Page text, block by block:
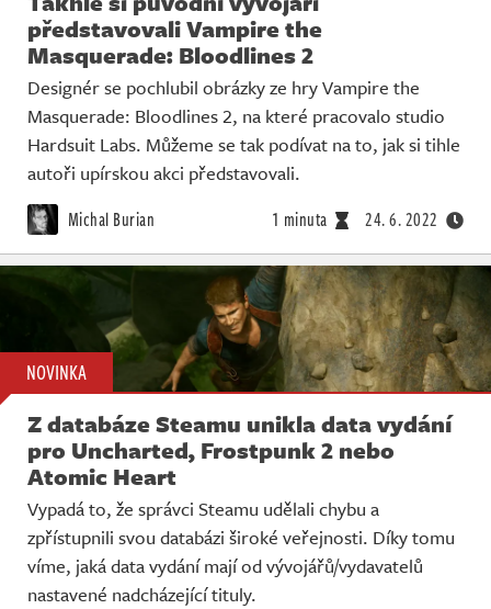
představovali Vampire the
Masquerade: Bloodlines 2
Designér se pochlubil obrázky ze hry Vampire the
Masquerade: Bloodlines 2, na které pracovalo studio
Hardsuit Labs. Můžeme se tak podívat na to, jak si tihle
autoři upírskou akci představovali.
Michal Burian 1 minuta 24. 6. 2022
NOVINKA
Z databáze Steamu unikla data vydání
pro Uncharted, Frostpunk 2 nebo
Atomic Heart
Vypadá to, že správci Steamu udělali chybu a
zpřístupnili svou databázi široké veřejnosti. Díky tomu
víme, jaká data vydání mají od vývojářů/vydavatelů
nastavené nadcházející tituly.